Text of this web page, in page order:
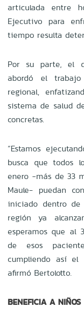
articulada entre
Ejecutivo para
tiempo resulta
Por su parte, el
abordó el
regional,
sistema de salud
concretas.
“Estamos
busca que todos
enero -más de 33
Maule- puedan
iniciado dentro de
región ya
esperamos que al
de esos
cumpliendo así el
afirmó Bertolotto.
BENEFICIA A